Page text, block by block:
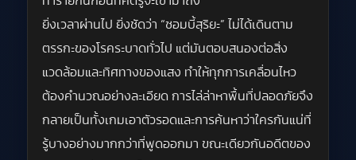
ยิ่งเวลาผ่านไป ยิ่งชัดว่า “ซอมบี้สุริยะ” ไม่ได้เดินตาม
ตรรกะของโรคระบาดทั่วไป แต่มันตอบสนองต่อสิ่ง
แวดล้อมและทิศทางของแสง ทำให้ทุกการเคลื่อนไหว
ต้องคำนวณอย่างละเอียด การไล่ล่าหาพื้นที่ปลอดภัยจึง
กลายเป็นทั้งเกมเอาตัวรอดและการค้นหาว่าใครกันแน่ที่
รู้บางอย่างมากกว่าที่พูดออกมา ขณะเดียวกันอดีตของ